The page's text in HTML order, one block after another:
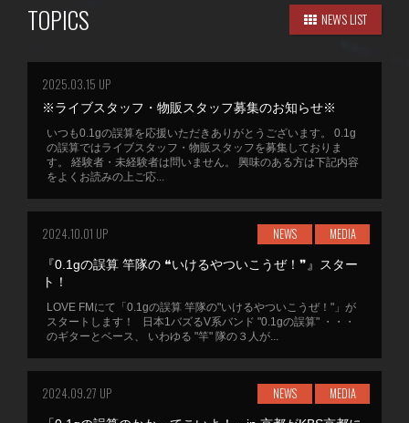
TOPICS NEWS LIST
2025.03.15 UP
※ライブスタッフ・物販スタッフ募集のお知らせ※
いつも0.1gの誤算を応援いただきありがとうございます。 0.1g
の誤算ではライブスタッフ・物販スタッフを募集しておりま
す。 経験者・未経験者は問いません。 興味のある方は下記内容
をよくお読みの上ご応...
2024.10.01 UP NEWS MEDIA
『0.1gの誤算 竿隊の ❝いけるやついこうぜ！❞』スター
ト！
LOVE FMにて「0.1gの誤算 竿隊の"いけるやついこうぜ！"」が
スタートします！ 日本1バズるV系バンド "0.1gの誤算" ・・・
のギターとベース、 いわゆる "竿" 隊の３人が...
2024.09.27 UP NEWS MEDIA